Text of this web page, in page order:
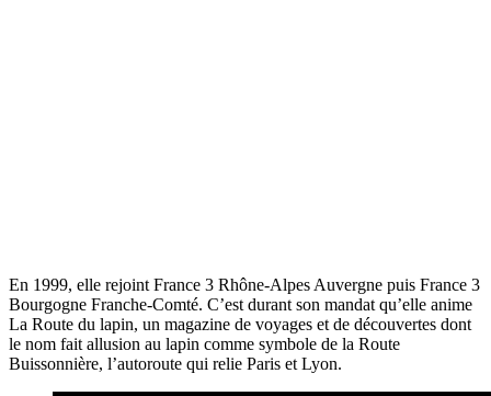
En 1999, elle rejoint France 3 Rhône-Alpes Auvergne puis France 3
Bourgogne Franche-Comté. C’est durant son mandat qu’elle anime
La Route du lapin, un magazine de voyages et de découvertes dont
le nom fait allusion au lapin comme symbole de la Route
Buissonnière, l’autoroute qui relie Paris et Lyon.